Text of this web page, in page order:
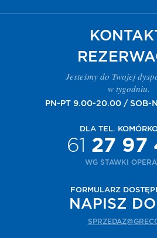
Jesteśmy do Twojej
w tygodniu.
PN-PT 9.00-20.00 / SOB-
DLA TEL.
61 27 97
WG STAWKI
FORMULARZ
NAPISZ